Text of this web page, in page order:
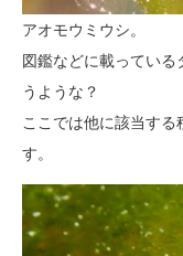
アオモウミウシ。
図鑑などに載ってい
うような？
ここでは他に該当す
す。